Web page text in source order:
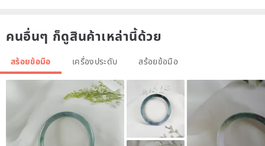
As a stone of love, Labradorite enhances one's connection to self,
making it an excellent gem for seeking a "soulmate."
Stabilizes emotions, soothes stress, protects love
Moonstone is known as the "stone of lovers." Legend has it that
คนอื่นๆ ก็ดูสินค้าเหล่านี้ด้วย
สร้อยข้อมือ เครื่องประดับ สร้อยข้อมือ